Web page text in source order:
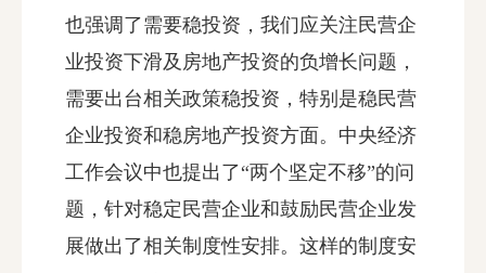
也强调了需要稳投资，我们应关注民营企
业投资下滑及房地产投资的负增长问题，
需要出台相关政策稳投资，特别是稳民营
企业投资和稳房地产投资方面。中央经济
工作会议中也提出了“两个坚定不移”的问
题，针对稳定民营企业和鼓励民营企业发
展做出了相关制度性安排。这样的制度安